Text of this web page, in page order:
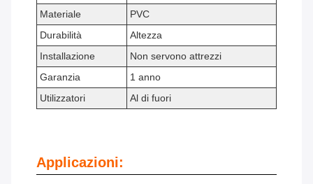
Materiale
PVC
Durabilità
Altezza
Installazione
Non servono attrezzi
Garanzia
1 anno
Utilizzatori
Al di fuori
Applicazioni: